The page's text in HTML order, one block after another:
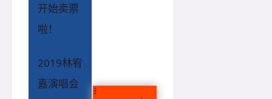
开始卖票
啦！
2019林宥
嘉演唱会